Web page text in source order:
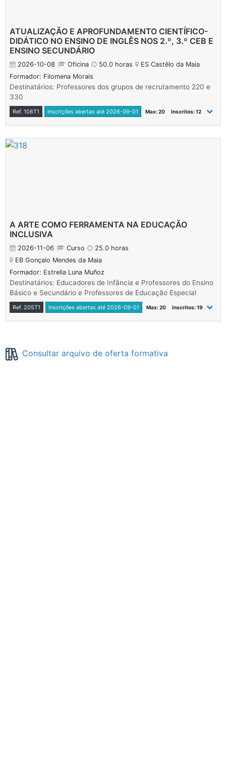
ATUALIZAÇÃO E APROFUNDAMENTO CIENTÍFICO-
DIDÁTICO NO ENSINO DE INGLÊS NOS 2.º, 3.º CEB E
ENSINO SECUNDÁRIO
2026-10-08 Oficina 50.0 horas
ES Castêlo da Maia
Formador: Filomena Morais
Destinatários: Professores dos grupos de recrutamento 220 e
330
Ref. 108T1 Inscrições abertas até 2026-09-01 Max: 20 Inscritos: 12
A ARTE COMO FERRAMENTA NA EDUCAÇÃO
INCLUSIVA
2026-11-06 Curso
25.0 horas
EB Gonçalo Mendes da Maia
Formador: Estrella Luna Muñoz
Destinatários: Educadores de Infância e Professores do Ensino
Básico e Secundário e Professores de Educação Especial
Ref. 205T1 Inscrições abertas até 2026-09-01 Max: 20 Inscritos: 19
Consultar arquivo de oferta formativa